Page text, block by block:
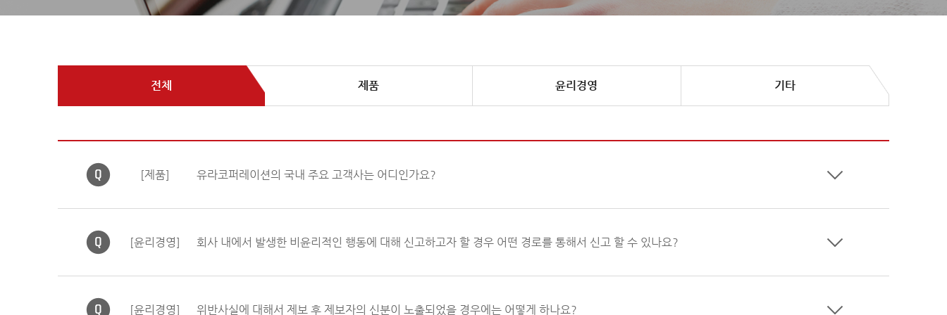
전체 제품 윤리경영 기타
[제품] 유라코퍼레이션의 국내 주요 고객사는 어디인가요?
[윤리경영] 회사 내에서 발생한 비윤리적인 행동에 대해 신고하고자 할 경우 어떤 경로를 통해서 신고 할 수 있나요?
[윤리경영] 위반사실에 대해서 제보 후 제보자의 신분이 노출되었을 경우에는 어떻게 하나요?